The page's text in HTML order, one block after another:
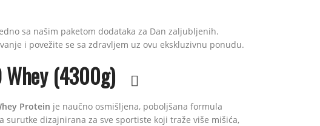
sa našim paketom dodataka za Dan zaljubljenih.
i povežite se sa zdravljem uz ovu ekskluzivnu ponudu.
Whey (4300g)
Protein je naučno osmišljena, poboljšana formula
surutke dizajnirana za sve sportiste koji traže više mišića,